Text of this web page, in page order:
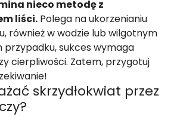
nieco metodę z
liści. Polega na ukorzenianiu
również w wodzie lub wilgotnym
przypadku, sukces wymaga
cierpliwości. Zatem, przygotuj
skrzydłokwiat przez